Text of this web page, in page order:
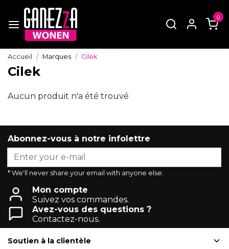
0
Accueil Marques Cilek
Cilek
Aucun produit n'a été trouvé
Abonnez-vous à notre infolettre
* We'll never share your email with anyone else.
Mon compte
Suivez vos commandes.
Avez-vous des questions ?
Contactez-nous.
Soutien à la clientèle